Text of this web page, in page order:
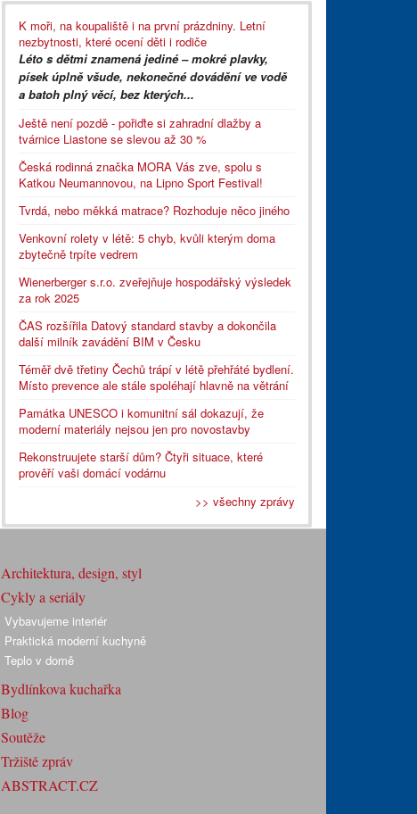
K moři, na koupaliště i na první prázdniny. Letní
nezbytnosti, které ocení děti i rodiče
Léto s dětmi znamená jediné – mokré plavky,
písek úplně všude, nekonečné dovádění ve vodě
a batoh plný věcí, bez kterých...
Ještě není pozdě - pořiďte si zahradní dlažby a
tvárnice Liastone se slevou až 30 %
Česká rodinná značka MORA Vás zve, spolu s
Katkou Neumannovou, na Lipno Sport Festival!
Tvrdá, nebo měkká matrace? Rozhoduje něco jiného
Venkovní rolety v létě: 5 chyb, kvůli kterým doma
zbytečně trpíte vedrem
Wienerberger s.r.o. zveřejňuje hospodářský výsledek
za rok 2025
ČAS rozšířila Datový standard stavby a dokončila
další milník zavádění BIM v Česku
Téměř dvě třetiny Čechů trápí v létě přehřáté bydlení.
Místo prevence ale stále spoléhají hlavně na větrání
Památka UNESCO i komunitní sál dokazují, že
moderní materiály nejsou jen pro novostavby
Rekonstruujete starší dům? Čtyři situace, které
prověří vaši domácí vodárnu
>> všechny zprávy
Architektura, design, styl
Cykly a seriály
Vybavujeme interiér
Praktická moderní kuchyně
Teplo v domě
Bydlínkova kuchařka
Blog
Soutěže
Tržiště zpráv
ABSTRACT.CZ